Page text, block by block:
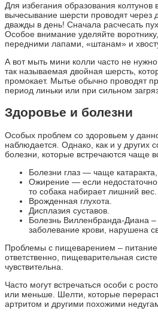
Для избегания образования
вычесывание шерсти проводят через
дважды в день! Сначала расчесать
Особое внимание уделяйте
передними лапами, «штанам» и
А вот мыть мини колли часто не
так называемая двойная шерсть,
промокает. Мытье обычно проводят
период линьки или при сильном
Здоровье и болезни
Особых проблем со здоровьем у
наблюдается. Однако, как и у других
болезни, которые встречаются чаще
Болезни глаз — чаще
Ожирение — если недостаточно
то собака набирает лишний вес.
Врожденная глухота.
Дисплазия суставов.
Болезнь Вилленбранда-Диана –
заболевание крови, нарушена
Проблемы с пищеварением –
ответственно, пищеварительная
чувствительна.
Часто могут встречаться особи с
или меньше. Шелти, которые
артритом и другими похожими